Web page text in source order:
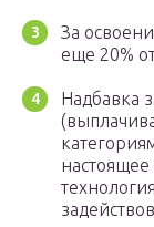
За
еще 20%
Надбавка
настоящее